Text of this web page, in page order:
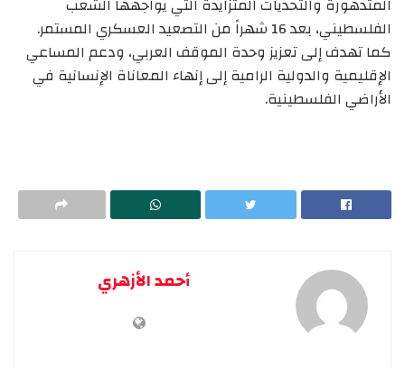
المتدهورة والتحديات المتزايدة التي يواجهها الشعب
الفلسطيني، بعد 16 شهراً من التصعيد العسكري المستمر.
كما تهدف إلى تعزيز وحدة الموقف العربي، ودعم المساعي
الإقليمية والدولية الرامية إلى إنهاء المعاناة الإنسانية في
الأراضي الفلسطينية.
أحمد الأزهري